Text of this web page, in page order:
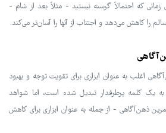
زمانی که احتمالاً گرسنه نیستید - مثلاً بعد از شام -
را کاهش می‌دهد و اجتناب از آنها را آسان‌تر می‌کند.
اغلب به عنوان ابزاری برای تقویت توجه و بهبود
یک کلمه پرطرفدار تبدیل شده است، اما شواهد
ذهن‌آگاهی - از جمله به عنوان ابزاری برای کاهش